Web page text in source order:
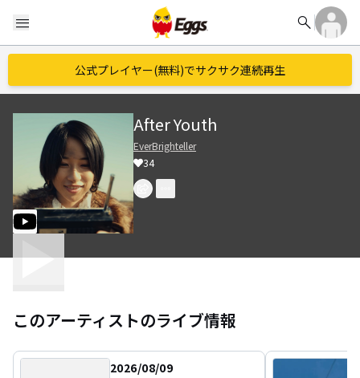
menu search
公式プレイヤー(無料)でサクサク連続再生
After Youth
EverBrighteller
34
このアーティストのライブ情報
2026/08/09